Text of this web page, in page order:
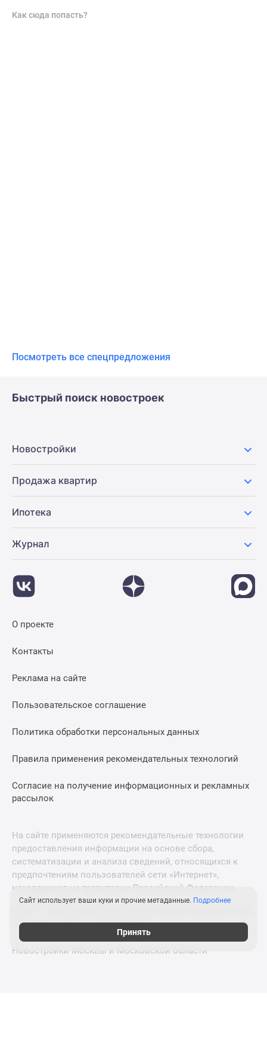
Как сюда попасть?
Посмотреть все спецпредложения
Быстрый поиск новостроек
Новостройки
Продажа квартир
Ипотека
Журнал
О проекте
Контакты
Реклама на сайте
Пользовательское соглашение
Политика обработки персональных данных
Правила применения рекомендательных технологий
Согласие на получение информационных и рекламных
рассылок
На сайте применяются рекомендательные технологии
предоставления информации на основе сбора,
систематизации и анализа сведений, относящихся к
предпочтениям пользователей сети «Интернет»,
находящихся на территории Российской Федерации.
что нужно знать о новостройках
Новостройки Москвы и Московской области
Сайт использует ваши куки и прочие метаданные. Подробнее
Принять